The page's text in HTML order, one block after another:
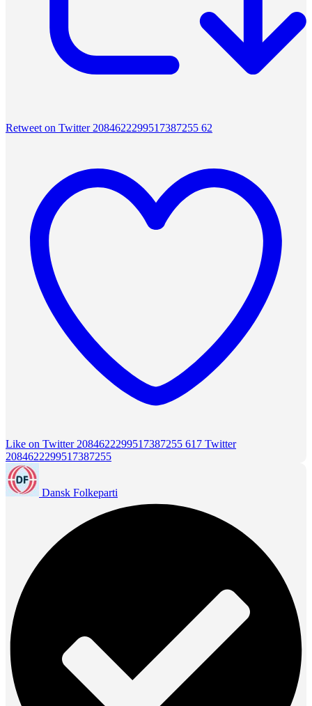
Retweet on Twitter 2084622299517387255 62
Like on Twitter 2084622299517387255 617 Twitter
2084622299517387255
Dansk Folkeparti